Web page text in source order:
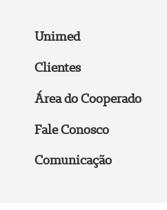
Unimed
Clientes
Área do Cooperado
Fale Conosco
Comunicação